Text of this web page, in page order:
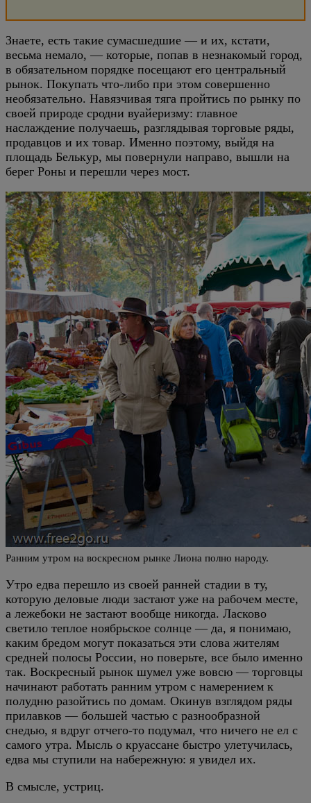
Знаете, есть такие сумасшедшие — и их, кстати,
весьма немало, — которые, попав в незнакомый город,
в обязательном порядке посещают его центральный
рынок. Покупать что-либо при этом совершенно
необязательно. Навязчивая тяга пройтись по рынку по
своей природе сродни вуайеризму: главное
наслаждение получаешь, разглядывая торговые ряды,
продавцов и их товар. Именно поэтому, выйдя на
площадь Белькур, мы повернули направо, вышли на
берег Роны и перешли через мост.
Ранним утром на воскресном рынке Лиона полно народу.
Утро едва перешло из своей ранней стадии в ту,
которую деловые люди застают уже на рабочем месте,
а лежебоки не застают вообще никогда. Ласково
светило теплое ноябрьское солнце — да, я понимаю,
каким бредом могут показаться эти слова жителям
средней полосы России, но поверьте, все было именно
так. Воскресный рынок шумел уже вовсю — торговцы
начинают работать ранним утром с намерением к
полудню разойтись по домам. Окинув взглядом ряды
прилавков — большей частью с разнообразной
снедью, я вдруг отчего-то подумал, что ничего не ел с
самого утра. Мысль о круассане быстро улетучилась,
едва мы ступили на набережную: я увидел их.
В смысле, устриц.